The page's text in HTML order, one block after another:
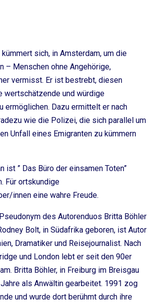
sich, in Amsterdam, um die
– Menschen ohne Angehörige,
vermisst. Er ist bestrebt, diesen
wertschätzende und würdige
ermöglichen. Dazu ermittelt er nach
wie die Polizei, die sich parallel um
Unfall eines Emigranten zu kümmern
ist ” Das Büro der einsamen Toten”
Für ortskundige
innen eine wahre Freude.
des Autorenduos Britta Böhler
Bolt, in Südafrika geboren, ist Autor
Dramatiker und Reisejournalist. Nach
und London lebt er seit den 90er
Britta Böhler, in Freiburg im Breisgau
als Anwältin gearbeitet. 1991 zog
und wurde dort berühmt durch ihre